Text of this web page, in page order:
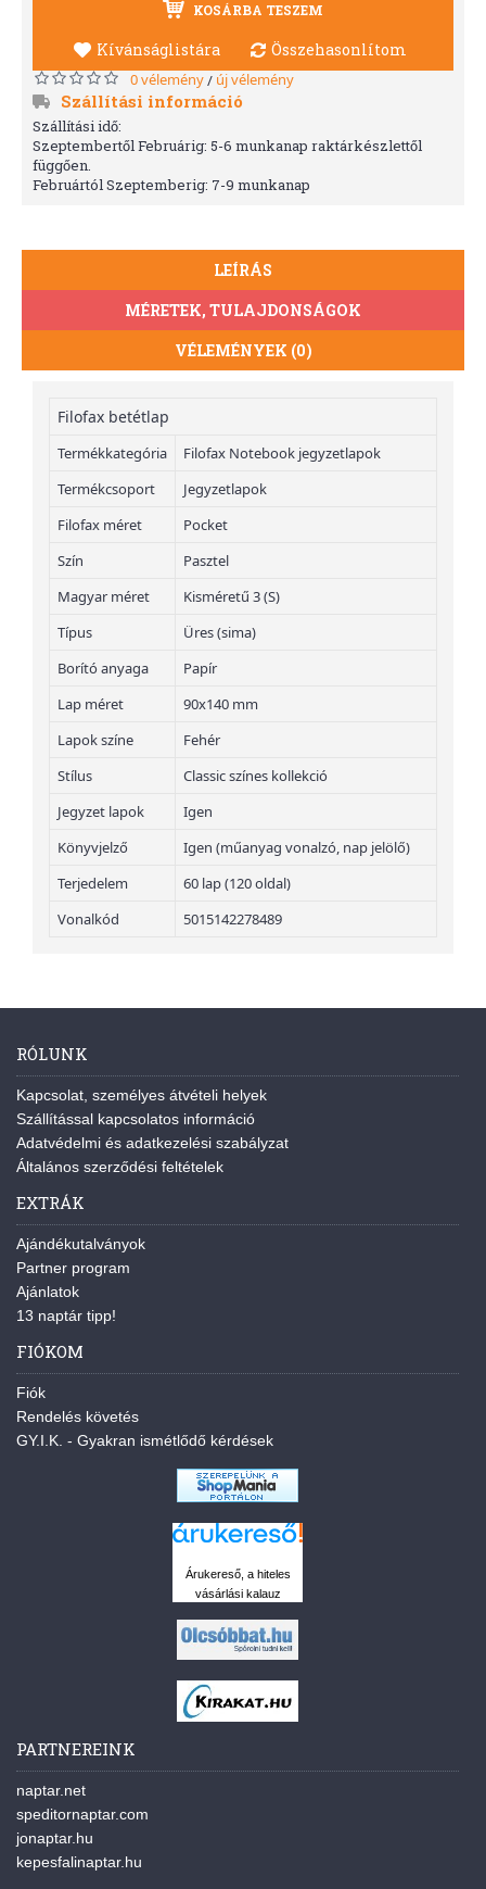
KOSÁRBA TESZEM
Kívánságlistára Összehasonlítom
0 vélemény/ új vélemény
Szállítási információ
Szállítási idő:
Szeptembertől Februárig: 5-6 munkanap raktárkészlettől
függően.
Februártól Szeptemberig: 7-9 munkanap
LEÍRÁS
MÉRETEK, TULAJDONSÁGOK
VÉLEMÉNYEK (0)
Filofax betétlap
Termékkategória
Filofax Notebook jegyzetlapok
Termékcsoport
Jegyzetlapok
Filofax méret
Pocket
Szín
Pasztel
Magyar méret
Kisméretű 3 (S)
Típus
Üres (sima)
Borító anyaga
Papír
Lap méret
90x140 mm
Lapok színe
Fehér
Stílus
Classic színes kollekció
Jegyzet lapok
Igen
Könyvjelző
Igen (műanyag vonalzó, nap jelölő)
Terjedelem
60 lap (120 oldal)
Vonalkód
5015142278489
RÓLUNK
Kapcsolat, személyes átvételi helyek
Szállítással kapcsolatos információ
Adatvédelmi és adatkezelési szabályzat
Általános szerződési feltételek
EXTRÁK
Ajándékutalványok
Partner program
Ajánlatok
13 naptár tipp!
FIÓKOM
Fiók
Rendelés követés
GY.I.K. - Gyakran ismétlődő kérdések
Árukereső, a hiteles
vásárlási kalauz
PARTNEREINK
naptar.net
speditornaptar.com
jonaptar.hu
kepesfalinaptar.hu